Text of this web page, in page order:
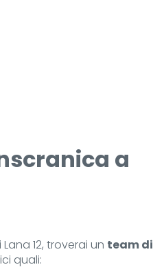
a
12, troverai un team di
quali: